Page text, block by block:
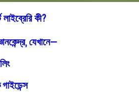
লাইব্রেরি কী?
যেখানে—
গাইডেন্স